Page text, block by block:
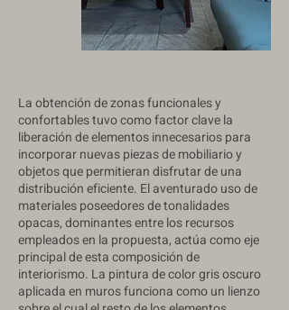
La obtención de zonas funcionales y
confortables tuvo como factor clave la
liberación de elementos innecesarios para
incorporar nuevas piezas de mobiliario y
objetos que permitieran disfrutar de una
distribución eficiente. El aventurado uso de
materiales poseedores de tonalidades
opacas, dominantes entre los recursos
empleados en la propuesta, actúa como eje
principal de esta composición de
interiorismo. La pintura de color gris oscuro
aplicada en muros funciona como un lienzo